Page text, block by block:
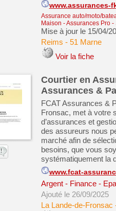
www.assurances-
Assurance auto/moto/
Maison - Assurances Pro-
Mise à jour le 15/04/
Reims - 51 Marne
Voir la fiche
Courtier en
Assurances &
FCAT Assurances &
Fronsac, met à votre
d’assurances et
des assureurs nous
marché afin de
besoins, que vous
systématiquement la
www.fcat-
Argent - Finance -
Ajouté le 26/09/2025
La Lande-de-Fronsac